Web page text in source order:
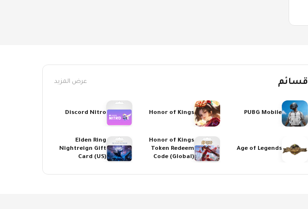
قسائم عرض المزيد
PUBG Mobile
Honor of Kings
Discord Nitro
Age of Legends
Honor of Kings
Token Redeem
Code (Global)
Elden Ring
Nightreign Gift
Card (US)